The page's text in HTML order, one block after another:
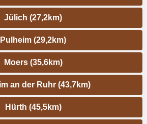
Jülich (27,2km)
Pulheim (29,2km)
Moers (35,6km)
an der Ruhr (43,7km)
Hürth (45,5km)